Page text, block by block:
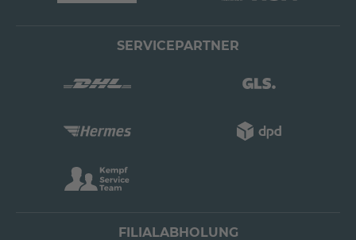
SERVICEPARTNER
FILIALABHOLUNG